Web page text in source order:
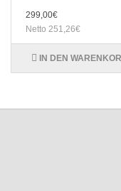
299,00€
Netto 251,26€
IN DEN